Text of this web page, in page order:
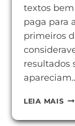
textos
paga para
primeiros
resultados
LEIA MAIS